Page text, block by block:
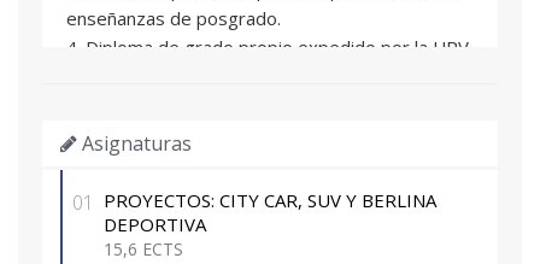
enseñanzas de posgrado.
4. Diploma de grado propio expedido por la UPV
5. Experiencia laboral o profesional con un nivel
competencial equivalente al de la formación
académica universitaria.
6. Título de Técnico Superior (FP), haber
superado la EVAU y acreditar un mínimo de 2
Asignaturas
01
PROYECTOS: CITY CAR, SUV Y BERLINA
DEPORTIVA
15,6 ECTS